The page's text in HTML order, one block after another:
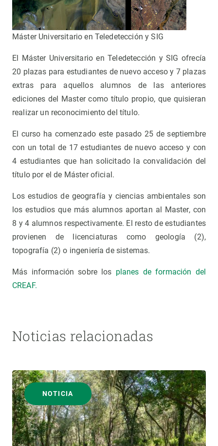
Máster Universitario en Teledetección y SIG
El Máster Universitario en Teledetección y SIG ofrecía
20 plazas para estudiantes de nuevo acceso y 7 plazas
extras para aquellos alumnos de las anteriores
ediciones del Master como título propio, que quisieran
realizar un reconocimiento del título.
El curso ha comenzado este pasado 25 de septiembre
con un total de 17 estudiantes de nuevo acceso y con
4 estudiantes que han solicitado la convalidación del
título por el de Máster oficial.
Los estudios de geografía y ciencias ambientales son
los estudios que más alumnos aportan al Master, con
8 y 4 alumnos respectivamente. El resto de estudiantes
provienen de licenciaturas como geología (2),
topografía (2) o ingeniería de sistemas.
Más información sobre los planes de formación del
CREAF.
Noticias relacionadas
NOTICIA